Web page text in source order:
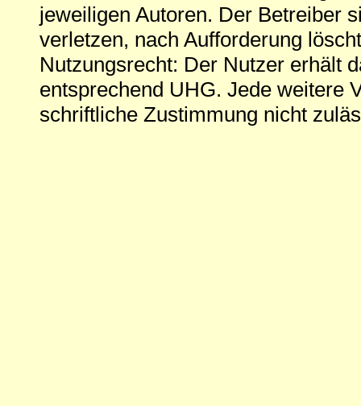
jeweiligen Autoren. Der Betreiber
verletzen, nach Aufforderung
Nutzungsrecht: Der Nutzer erhält
entsprechend UHG. Jede weitere
schriftliche Zustimmung nicht